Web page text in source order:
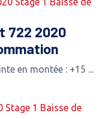
722 2020
en montée : +15 ...
Stage 1 Baisse de